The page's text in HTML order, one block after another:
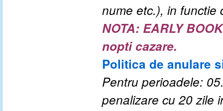
nume etc.), in functie
NOTA: EARLY
nopti cazare.
Politica de anulare
Pentru perioadele:
penalizare cu20zile